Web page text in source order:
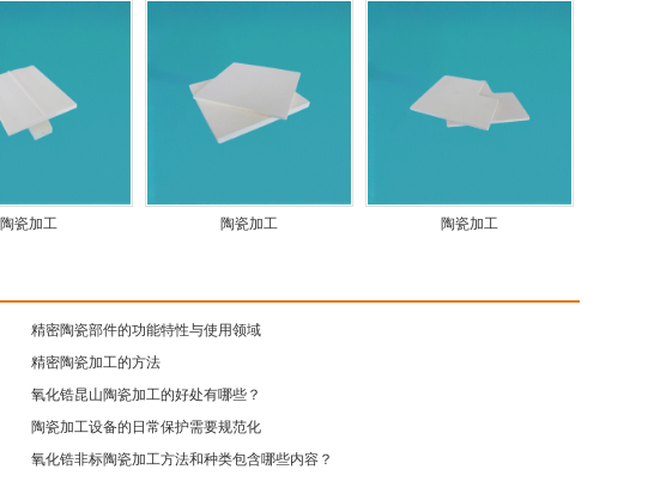
陶瓷加工 陶瓷加工 陶瓷加工
精密陶瓷部件的功能特性与使用领域
精密陶瓷加工的方法
氧化锆昆山陶瓷加工的好处有哪些？
陶瓷加工设备的日常保护需要规范化
氧化锆非标陶瓷加工方法和种类包含哪些内容？